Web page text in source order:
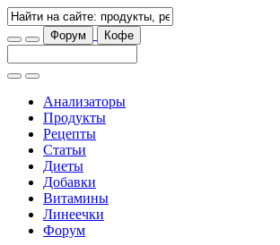
Форум Кофе
Анализаторы
Продукты
Рецепты
Статьи
Диеты
Добавки
Витамины
Линеечки
Форум